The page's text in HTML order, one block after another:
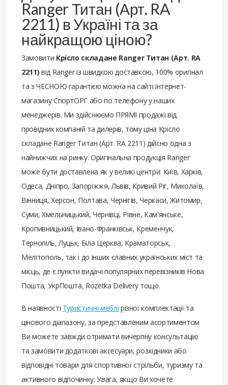
Ranger Титан (Арт. RA
2211) в Україні та за
найкращою ціною?
Замовити Крісло складане Ranger Титан (Арт. RA
2211) від Ranger із швидкою доставкою, 100% оригінал
та з ЧЕСНОЮ гарантією можна на сайті інтернет-
магазину СпортОРГ або по телефону у наших
менеджерів. Ми здійснюємо ПРЯМІ продажі від
провідних компаній та дилерів, тому ціна Крісло
складане Ranger Титан (Арт. RA 2211) дійсно одна з
найнижчих на ринку. Оригінальна продукція Ranger
може бути доставлена ​​як у великі центри: Київ, Харків,
Одеса, Дніпро, Запоріжжя, Львів, Кривий Ріг, Миколаїв,
Вінниця, Херсон, Полтава, Чернігів, Черкаси, Житомир,
Суми, Хмельницький, Чернівці, Рівне, Кам'янське,
Кропивницький, Івано-Франківськ, Кременчук,
Тернопіль, Луцьк, Біла Церква, Краматорськ,
Мелітополь, так і до інших славних українських міст та
місць, де є пункти видачі популярних перевізників Нова
Пошта, УкрПошта, Rozetka Delivery тощо.
В наявності Туристичні меблі різної комплектації та
цінового діапазону, за представленим асортиментом
Ви можете завжди отримати вичерпну консультацію
та замовити додаткові аксесуари, розхідники або
відповідні товари для спортивної стрільби, туризму та
активного відпочинку. Увага, якщо Ви хочете